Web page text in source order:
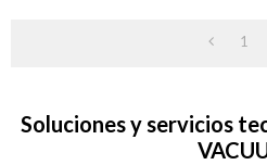
1
Soluciones y servicios